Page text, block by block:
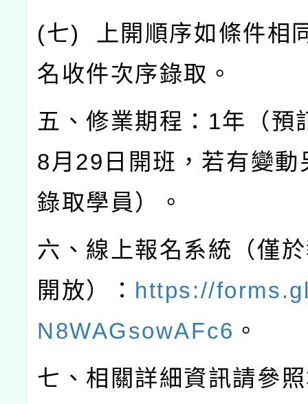
(七)
上開順序如條件相
名收件次序錄取。
五、修業期程： 1年（預
8月 29 日開班，若有變
錄取學員）。
六、線上報名系統（僅
開放）： https://
N8WAGsowAFc6 。
七、相關詳細資訊請參